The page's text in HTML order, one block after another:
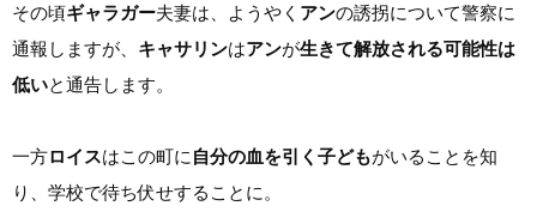
その頃ギャラガー夫妻は、ようやく アンの誘拐について警察に
通報しますが、 キャサリンはアンが生きて解放される可能性は
低いと通告します。
一方ロイスはこの町に 自分の血を引く子どもがいることを知
り、学校で待ち伏せすることに。